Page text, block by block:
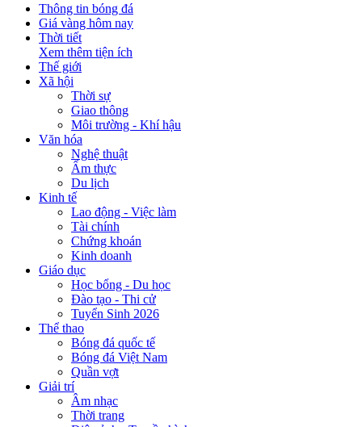
Thông tin bóng đá
Giá vàng hôm nay
Thời tiết
Xem thêm tiện ích
Thế giới
Xã hội
Thời sự
Giao thông
Môi trường - Khí hậu
Văn hóa
Nghệ thuật
Ẩm thực
Du lịch
Kinh tế
Lao động - Việc làm
Tài chính
Chứng khoán
Kinh doanh
Giáo dục
Học bổng - Du học
Đào tạo - Thi cử
Tuyển Sinh 2026
Thể thao
Bóng đá quốc tế
Bóng đá Việt Nam
Quần vợt
Giải trí
Âm nhạc
Thời trang